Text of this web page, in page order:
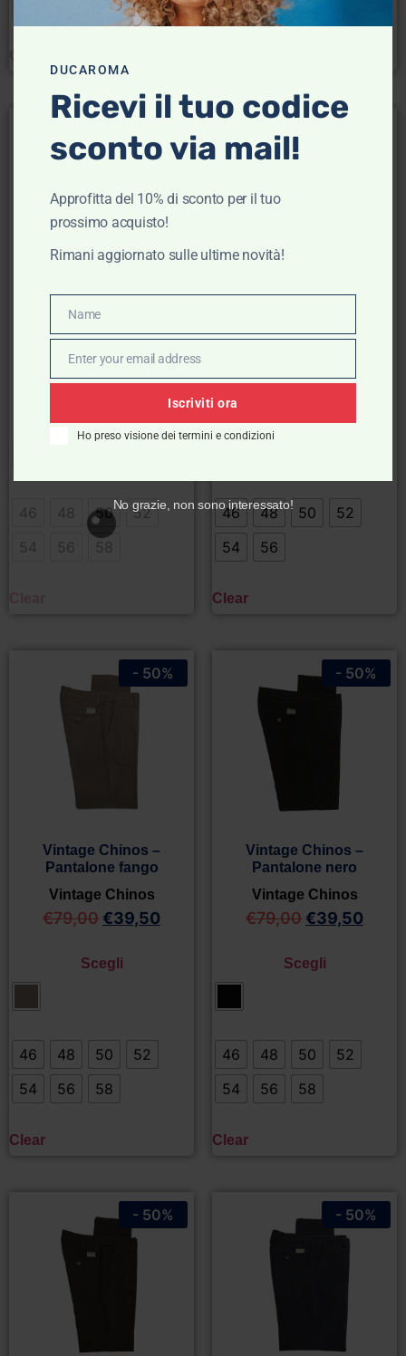
58 54 56 58
Vintage Chinos –
Vintage Chinos
€85,00€42,50
Scegli
46 48 50
52
54
56 58
€79,00€39,50
Scegli
46 48 50
52
54
56
Clear
Vintage Chinos –
Pantalone fango
Vintage Chinos
€79,00 €39,50
Scegli
46 48 50
52
54
56 58
Clear
- 50%
Vintage Chinos –
Pantalone nero
Vintage Chinos
€79,00 €39,50
Scegli
46 48 50
52
54
56 58
Clear
- 50%
- 50% - 50%
DUCAROMA
Ricevi il tuo codice
sconto via mail!
Approfitta del 10% di sconto per il tuo
prossimo acquisto!
Rimani aggiornato sulle ultime novità!
Name
Name
Email
Enter your email address
Iscriviti ora
Ho preso visione dei termini e condizioni
No grazie, non sono interessato!